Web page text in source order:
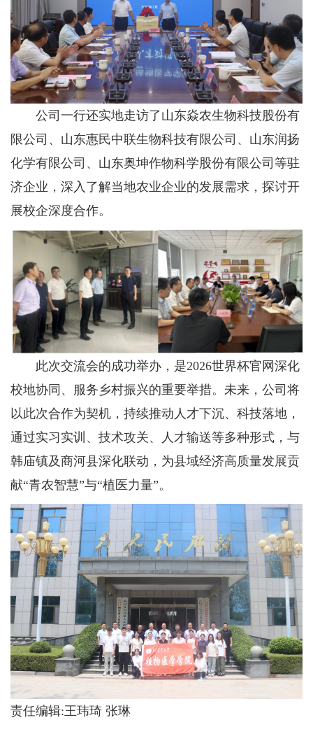
公司一行还实地走访了山东焱农生物科技股份有
限公司、山东惠民中联生物科技有限公司、山东润扬
化学有限公司、山东奥坤作物科学股份有限公司等驻
济企业，深入了解当地农业企业的发展需求，探讨开
展校企深度合作。
此次交流会的成功举办，是2026世界杯官网深化
校地协同、服务乡村振兴的重要举措。未来，公司将
以此次合作为契机，持续推动人才下沉、科技落地，
通过实习实训、技术攻关、人才输送等多种形式，与
韩庙镇及商河县深化联动，为县域经济高质量发展贡
献“青农智慧”与“植医力量”。
责任编辑:王玮琦 张琳